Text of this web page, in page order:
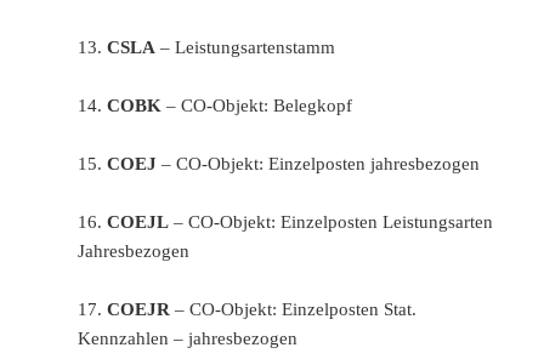
13.CSLA – Leistungsartenstamm
14.COBK – CO-Objekt: Belegkopf
15.COEJ – CO-Objekt: Einzelposten jahresbezogen
16.COEJL – CO-Objekt: Einzelposten Leistungsarten
Jahresbezogen
17.COEJR – CO-Objekt: Einzelposten Stat.
Kennzahlen – jahresbezogen